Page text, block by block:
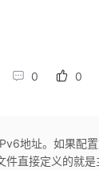
0 0
地址。如果配
直接定义的就